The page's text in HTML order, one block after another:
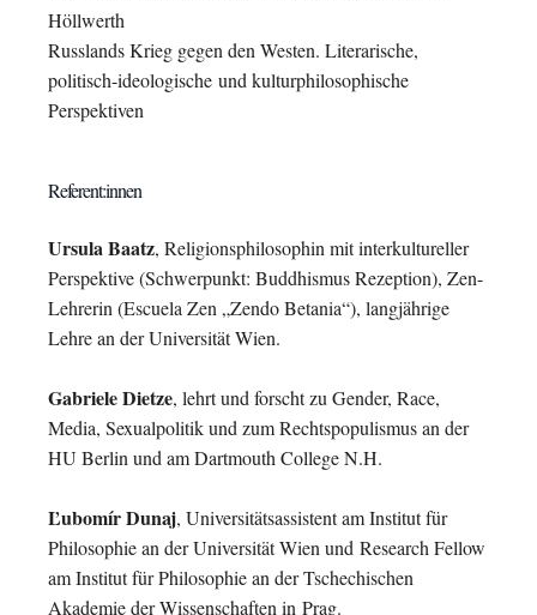
Höllwerth
Russlands Krieg gegen den Westen. Literarische,
politisch-ideologische und kulturphilosophische
Perspektiven
Referent:innen
Ursula Baatz, Religionsphilosophin mit interkultureller
Perspektive (Schwerpunkt: Buddhismus Rezeption), Zen-
Lehrerin (Escuela Zen „Zendo Betania“), langjährige
Lehre an der Universität Wien.
Gabriele Dietze, lehrt und forscht zu Gender, Race,
Media, Sexualpolitik und zumRechtspopulismus an der
HU Berlin und am Dartmouth College N.H.
Ľubomír Dunaj, Universitätsassistent am Institut für
Philosophie an der Universität Wien und Research Fellow
am Institut für Philosophie an der Tschechischen
Akademie der Wissenschaften in Prag.